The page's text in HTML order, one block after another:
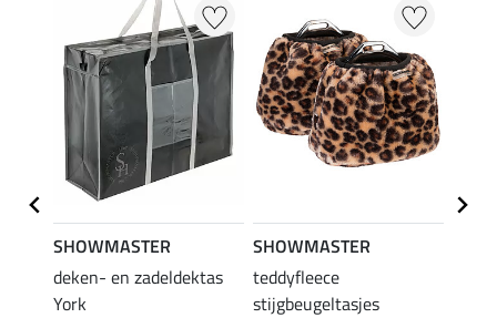
SHOWMASTER
deken- en zadeldektas
York
SHOWMASTER
teddyfleece
stijgbeugeltasjes